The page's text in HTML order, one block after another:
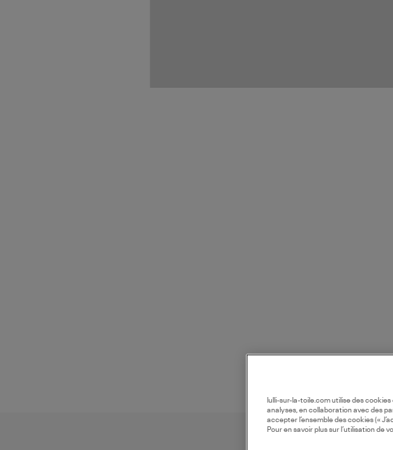
lulli-sur-la-toile.com utilise des
analyses, en collaboration avec des
accepter l’ensemble des cookies («
Pour en savoir plus sur l’utilisation de